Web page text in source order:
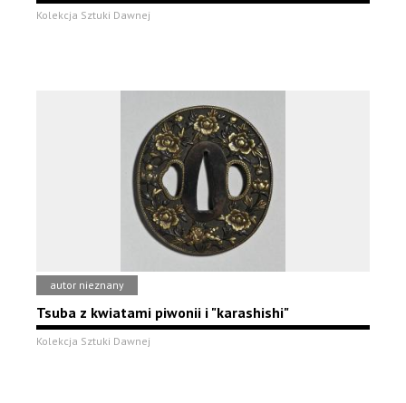
Kolekcja Sztuki Dawnej
autor nieznany
Tsuba z kwiatami piwonii i "karashishi"
Kolekcja Sztuki Dawnej